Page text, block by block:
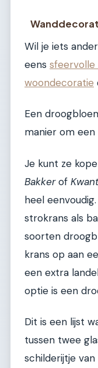
Wil je iets
eens sfeervolle
woondecoratie
Een
manier om
Je kunt ze
Bakkerof
heel
strokrans als
soorten
krans op aan
een extra
optie is een
Dit is een lijst
tussen twee
schilderijtje van